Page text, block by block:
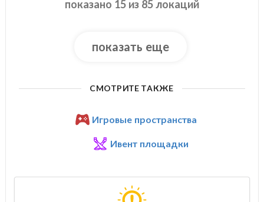
показано 15 из 85 локаций
показать еще
СМОТРИТЕ ТАКЖЕ
Игровые пространства
Ивент площадки